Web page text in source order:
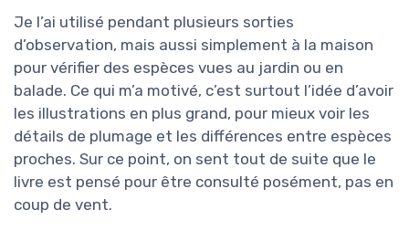
Je l’ai utilisé pendant plusieurs sorties
d’observation, mais aussi simplement à la maison
pour vérifier des espèces vues au jardin ou en
balade. Ce qui m’a motivé, c’est surtout l’idée d’avoir
les illustrations en plus grand, pour mieux voir les
détails de plumage et les différences entre espèces
proches. Sur ce point, on sent tout de suite que le
livre est pensé pour être consulté posément, pas en
coup de vent.